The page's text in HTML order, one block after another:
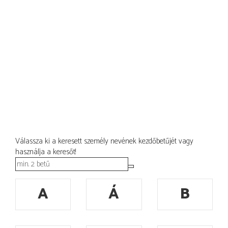
Válassza ki a keresett személy nevének kezdőbetűjét vagy
használja a keresőt!
A Á B